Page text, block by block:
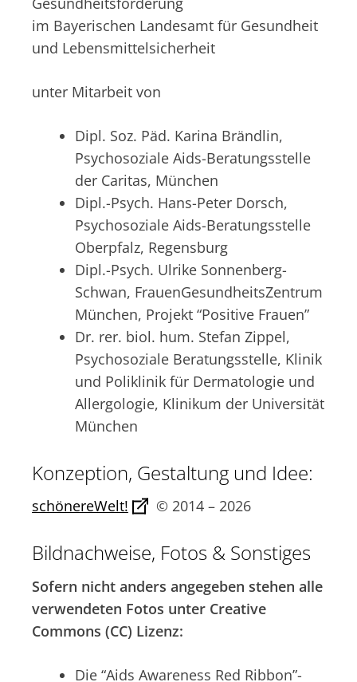
im Bayerischen Landesamt für Gesundheit
und Lebensmittelsicherheit
unter Mitarbeit von
Dipl. Soz. Päd. Karina Brändlin,
Psychosoziale Aids-Beratungsstelle
der Caritas, München
Dipl.-Psych. Hans-Peter Dorsch,
Psychosoziale Aids-Beratungsstelle
Oberpfalz, Regensburg
Dipl.-Psych. Ulrike Sonnenberg-
Schwan, FrauenGesundheitsZentrum
München, Projekt “Positive Frauen”
Dr. rer. biol. hum. Stefan Zippel,
Psychosoziale Beratungsstelle, Klinik
und Poliklinik für Dermatologie und
Allergologie, Klinikum der Universität
München
Konzeption, Gestaltung und Idee:
schönereWelt! © 2014 – 2026
Bildnachweise, Fotos & Sonstiges
Sofern nicht anders angegeben stehen alle
verwendeten Fotos unter Creative
Commons (CC) Lizenz:
Die “Aids Awareness Red Ribbon”-